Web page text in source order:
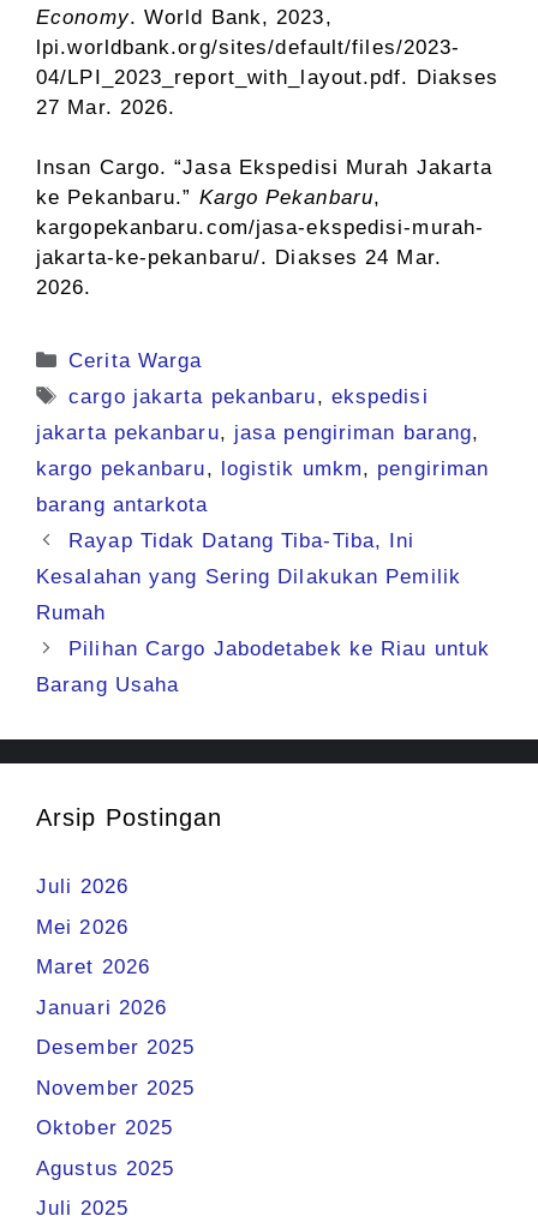
Economy. World Bank, 2023,
lpi.worldbank.org/sites/default/files/2023-
04/LPI_2023_report_with_layout.pdf. Diakses
27 Mar. 2026.
Insan Cargo. “Jasa Ekspedisi Murah Jakarta
ke Pekanbaru.” Kargo Pekanbaru,
kargopekanbaru.com/jasa-ekspedisi-murah-
jakarta-ke-pekanbaru/. Diakses 24 Mar.
2026.
Kategori
Cerita Warga
Tag
cargo jakarta pekanbaru, ekspedisi
jakarta pekanbaru, jasa pengiriman barang,
kargo pekanbaru, logistik umkm, pengiriman
barang antarkota
Rayap Tidak Datang Tiba-Tiba, Ini
Kesalahan yang Sering Dilakukan Pemilik
Rumah
Pilihan Cargo Jabodetabek ke Riau untuk
Barang Usaha
Arsip Postingan
Juli 2026
Mei 2026
Maret 2026
Januari 2026
Desember 2025
November 2025
Oktober 2025
Agustus 2025
Juli 2025